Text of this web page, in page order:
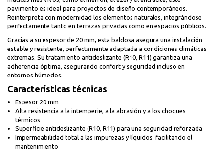
pavimento es ideal para proyectos de diseño contemporáneos.
Reinterpreta con modernidad los elementos naturales, integrándose
perfectamente tanto en terrazas privadas como en espacios públicos.
Gracias a su espesor de 20 mm, esta baldosa asegura una instalación
estable y resistente, perfectamente adaptada a condiciones climáticas
extremas. Su tratamiento antideslizante (R10, R11) garantiza una
adherencia óptima, asegurando confort y seguridad incluso en
entornos húmedos.
Características técnicas
Espesor 20 mm
Alta resistencia a la intemperie, a la abrasión y a los choques
térmicos
Superficie antideslizante (R10, R11) para una seguridad reforzada
Impermeabilidad total a las impurezas y líquidos, facilitando el
mantenimiento